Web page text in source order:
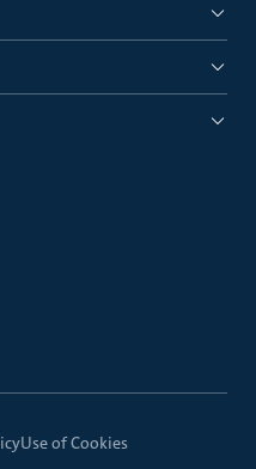
Use of Cookies